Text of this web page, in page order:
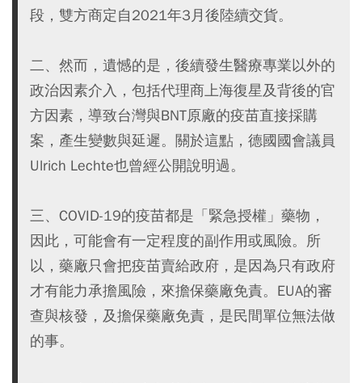
段，雙方商定自2021年3月後陸續交貨。
二、然而，遺憾的是，後續發生醫療專業以外的
政治因素介入，包括代理商上海復星及背後的官
方因素，導致台灣與BNT原廠的疫苗直接採購
案，產生變數與延遲。關於這點，德國國會議員
Ulrich Lechte也曾經公開說明過。
三、COVID-19的疫苗都是「緊急授權」藥物，
因此，可能會有一定程度的副作用或風險。所
以，藥廠只會把疫苗賣給政府，是因為只有政府
才有能力承擔風險，來擔保藥廠免責。EUA的審
查與核發，及擔保藥廠免責，是民間單位無法做
的事。